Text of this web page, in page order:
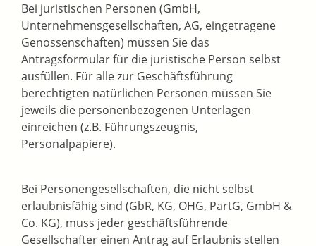
Bei juristischen Personen (GmbH,
Unternehmensgesellschaften, AG, eingetragene
Genossenschaften) müssen Sie das
Antragsformular für die juristische Person selbst
ausfüllen. Für alle zur Geschäftsführung
berechtigten natürlichen Personen müssen Sie
jeweils die personenbezogenen Unterlagen
einreichen (z.B. Führungszeugnis,
Personalpapiere).
Bei Personengesellschaften, die nicht selbst
erlaubnisfähig sind (GbR, KG, OHG, PartG, GmbH &
Co. KG), muss jeder geschäftsführende
Gesellschafter einen Antrag auf Erlaubnis stellen